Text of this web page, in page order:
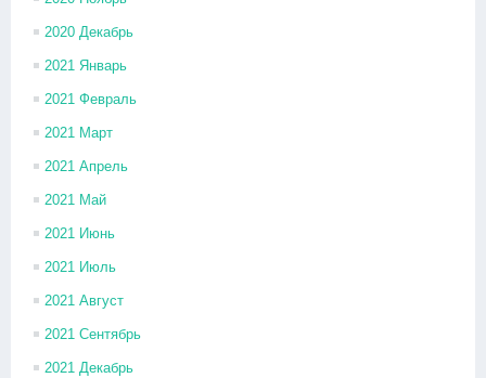
2020 Декабрь
2021 Январь
2021 Февраль
2021 Март
2021 Апрель
2021 Май
2021 Июнь
2021 Июль
2021 Август
2021 Сентябрь
2021 Декабрь